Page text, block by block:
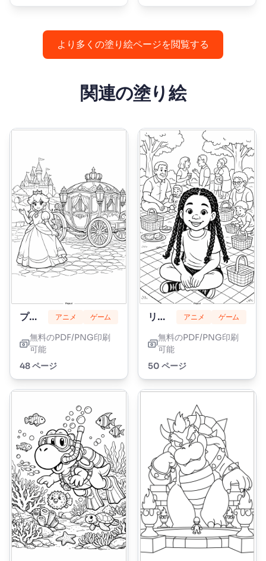
より多くの塗り絵ページを閲覧する
関連の塗り絵
プリンセスピーチ アニメ ゲーム
無料のPDF/PNG印刷
可能
48 ページ
リリーラブブレイズ アニメ ゲーム
無料のPDF/PNG印刷
可能
50 ページ